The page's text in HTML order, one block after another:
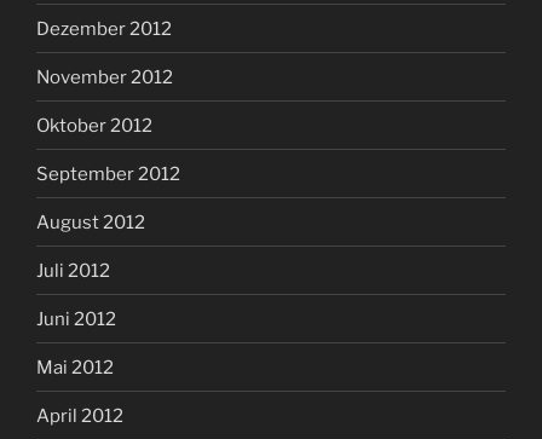
Dezember 2012
November 2012
Oktober 2012
September 2012
August 2012
Juli 2012
Juni 2012
Mai 2012
April 2012